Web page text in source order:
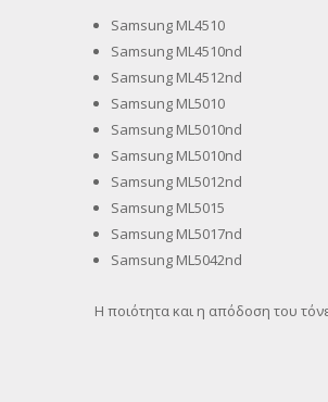
Samsung ML4510
Samsung ML4510nd
Samsung ML4512nd
Samsung ML5010
Samsung ML5010nd
Samsung ML5010nd
Samsung ML5012nd
Samsung ML5015
Samsung ML5017nd
Samsung ML5042nd
Η ποιότητα και η απόδοση του